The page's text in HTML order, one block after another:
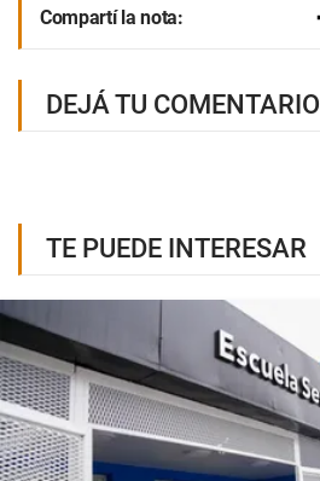
Compartí la nota:
DEJÁ TU COMENTARIO
TE PUEDE INTERESAR